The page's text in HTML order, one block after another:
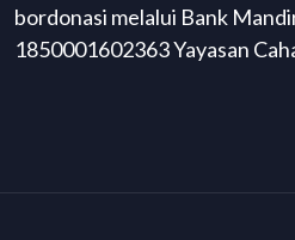
bordonasi melalui Bank
1850001602363 Yayasan